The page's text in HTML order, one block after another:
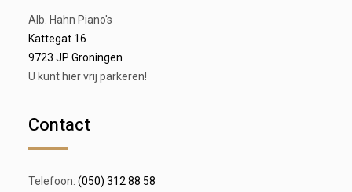
Alb. Hahn Piano's
Kattegat 16
9723 JP Groningen
U kunt hier vrij parkeren!
Contact
Telefoon:(050) 312 88 58